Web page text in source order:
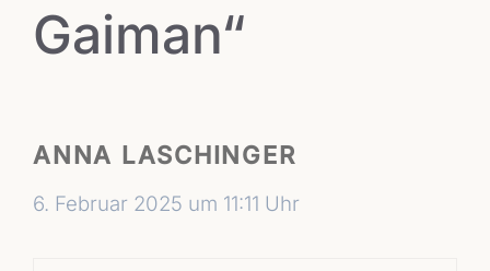
Gaiman“
ANNA LASCHINGER
6. Februar 2025 um 11:11 Uhr